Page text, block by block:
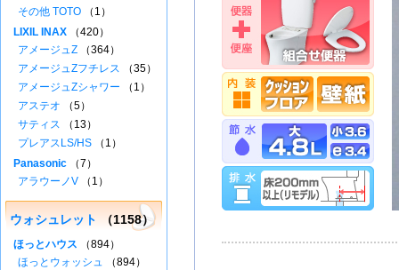
その他 TOTO （1）
LIXIL INAX （420）
アメージュZ （364）
アメージュZフチレス （35）
アメージュZシャワー （1）
アステオ （5）
サティス （13）
プレアスLS/HS （1）
Panasonic （7）
アラウーノV （1）
ウォシュレット （1158）
ほっとハウス （894）
ほっとウォッシュ （894）